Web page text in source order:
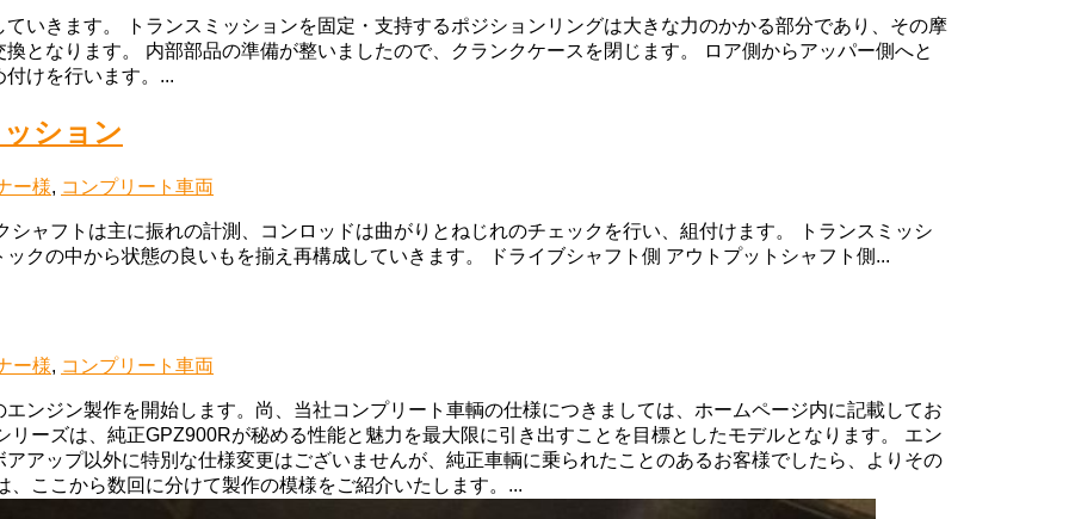
いきます。 トランスミッションを固定・支持するポジションリングは大きな力のかかる部分であり、その摩
となります。 内部部品の準備が整いましたので、クランクケースを閉じます。 ロア側からアッパー側へと
けを行います。...
ション
ー様, コンプリート車両
ャフトは主に振れの計測、コンロッドは曲がりとねじれのチェックを行い、組付けます。 トランスミッシ
クの中から状態の良いもを揃え再構成していきます。 ドライブシャフト側 アウトプットシャフト側...
ー様, コンプリート車両
ンジン製作を開始します。尚、当社コンプリート車輌の仕様につきましては、ホームページ内に記載してお
リーズは、純正GPZ900Rが秘める性能と魅力を最大限に引き出すことを目標としたモデルとなります。 エン
アップ以外に特別な仕様変更はございませんが、純正車輌に乗られたことのあるお客様でしたら、よりその
ここから数回に分けて製作の模様をご紹介いたします。...